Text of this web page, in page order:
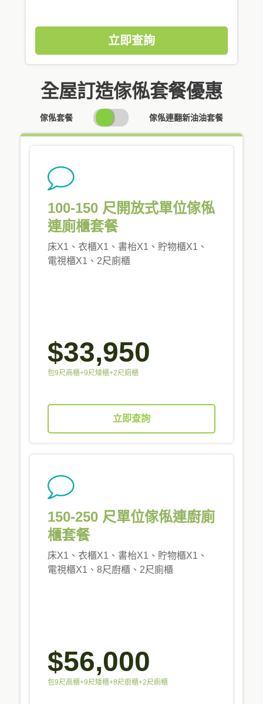
立即查詢
全屋訂造傢俬套餐優惠
傢俬套餐
SWITCH
PRICING
傢俬連翻新油油套餐
100-150 尺開放式單位傢俬
連廁櫃套餐
床X1、衣櫃X1、書枱X1、貯物櫃X1、
電視櫃X1、2尺廁櫃
$33,950
包9尺高櫃+9尺矮櫃+2尺廁櫃
立即查詢
150-250 尺單位傢俬連廚廁
櫃套餐
床X1、衣櫃X1、書枱X1、貯物櫃X1、
電視櫃X1、8尺廚櫃、2尺廁櫃
$56,000
包9尺高櫃+9尺矮櫃+8尺廚櫃+2尺廁櫃